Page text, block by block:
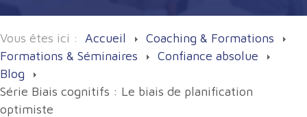
Vous êtes ici : Accueil
Coaching & Formations
Formations & Séminaires
Confiance absolue
Blog
Série Biais cognitifs : Le biais de planification
optimiste